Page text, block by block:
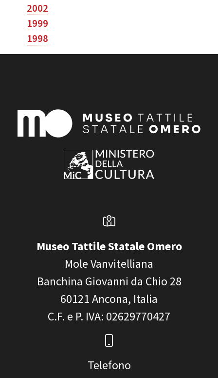
2002
1999
1998
Museo Tattile Statale Omero
Mole Vanvitelliana
Banchina Giovanni da Chio 28
60121Ancona, Italia
C.F. e P. IVA: 02629770427
Telefono